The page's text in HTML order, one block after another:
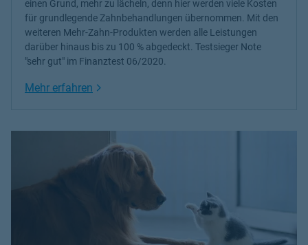
einen Grund, mehr zu lächeln, denn hier werden viele Kosten
für grundlegende Zahnbehandlungen übernommen. Mit den
weiteren Mehr-Zahn-Produkten werden alle Leistungen
darüber hinaus bis zu 100 % abgedeckt. Testsieger Note
"sehr gut" im Finanztest 06/2020.
Mehr erfahren Link Opens in New Tab